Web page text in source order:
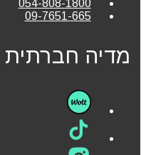
054-808-1800
09-7651-665
מדיה חברתית